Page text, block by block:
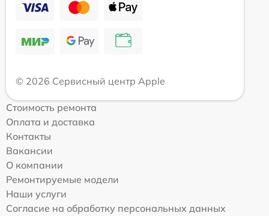
© 2026 Сервисный центр Apple
Стоимость ремонта
Оплата и доставка
Контакты
Вакансии
О компании
Ремонтируемые модели
Наши услуги
Согласие на обработку персональных данных